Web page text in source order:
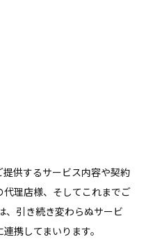
供するサービス内容や契約
理店様、そしてこれまでご
、引き続き変わらぬサービ
携してまいります。